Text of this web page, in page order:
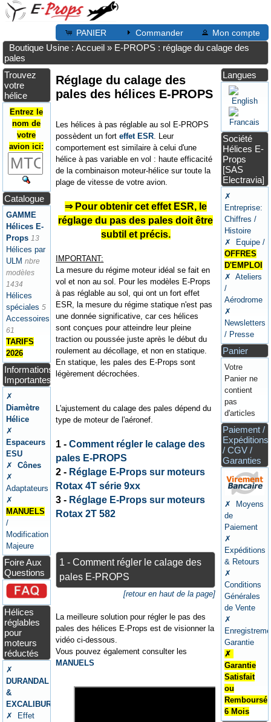
PANIER Commander Mon compte
Boutique Usine : Accueil » E-PROPS : réglage du calage des
pales
Trouvez
votre
hélice
Entrez le
nom de
votre
avion ici:
Catalogue
GAMME
Hélices E-
Props 13
Hélices par
ULM nbre
modèles
1434
Hélices
spéciales 5
Accessoires
61
TARIFS
2026
Informations
Importantes
✗
Diamètre
Hélice
✗
Espaceurs
ESU
✗
Cônes
✗
Adaptateurs
✗
MANUELS
/
Modification
Majeure
Foire Aux
Questions
Hélices
réglables
pour
moteurs
réductés
✗
DURANDAL
&
EXCALIBUR
✗ Effet
Réglage du calage des
pales des hélices E-PROPS
Les hélices à pas réglable au sol E-PROPS
possèdent un forteffet ESR . Leur
comportement est similaire à celui d'une
hélice à pas variable en vol : haute efficacité
de la combinaison moteur-hélice sur toute la
plage de vitesse de votre avion.
⇒ Pour obtenir cet effet ESR, le
réglage du pas des pales doit être
subtil et précis.
IMPORTANT:
La mesure du régime moteur idéal se fait en
vol et non au sol. Pour les modèles E-Props
à pas réglable au sol, qui ont un fort effet
ESR, la mesure du régime statique n'est pas
une donnée significative, car ces hélices
sont conçues pour atteindre leur pleine
traction ou poussée juste après le début du
roulement au décollage, et non en statique.
En statique, les pales des E-Props sont
légèrement décrochées.
L'ajustement du calage des pales dépend du
type de moteur de l'aéronef.
1 -Comment régler le calage des
pales E-PROPS
2 - Réglage E-Props sur moteurs
Rotax 4T série 9xx
3 - Réglage E-Props sur moteurs
Rotax 2T 582
1 - Comment régler le calage des
pales E-PROPS
[retour en haut de la page]
La meilleure solution pour régler le pas des
pales des hélices E-Props est de visionner la
vidéo ci-dessous.
Vous pouvez également consulter les
MANUELS
Langues
Société
Hélices E-
Props
[SAS
Electravia]
✗
Entreprise:
Chiffres /
Histoire
✗ Equipe /
OFFRES
D'EMPLOI
✗ Ateliers
/
Aérodrome
✗
Newsletters
/ Presse
Panier
Votre
Panier ne
contient
pas
d'articles
Paiement /
Expéditions
/ CGV /
Garanties
✗ Moyens
de
Paiement
✗
Expéditions
& Retours
✗
Conditions
Générales
de Vente
✗
Garantie
✗
Garantie
Satisfait
ou
Remboursé
6 Mois